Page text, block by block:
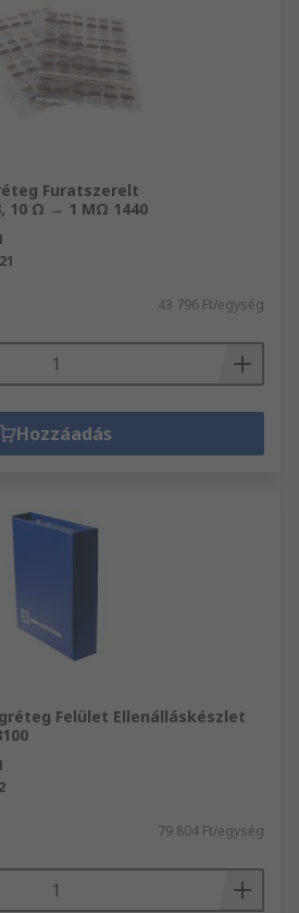
Furatszerelt
10 Ω → 1 MΩ 1440
43 796 Ft/egység
Hozzáadás
Felület Ellenálláskészlet
79 804 Ft/egység